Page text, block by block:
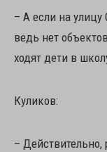
– А если на
ведь нет
ходят дети в
Куликов:
–